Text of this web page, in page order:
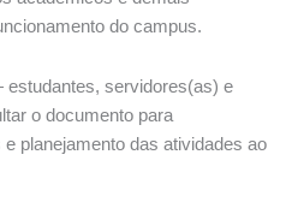
do campus.
servidores(as) e
o documento para
planejamento das atividades ao